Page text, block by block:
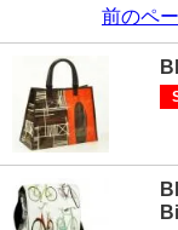
前のペ